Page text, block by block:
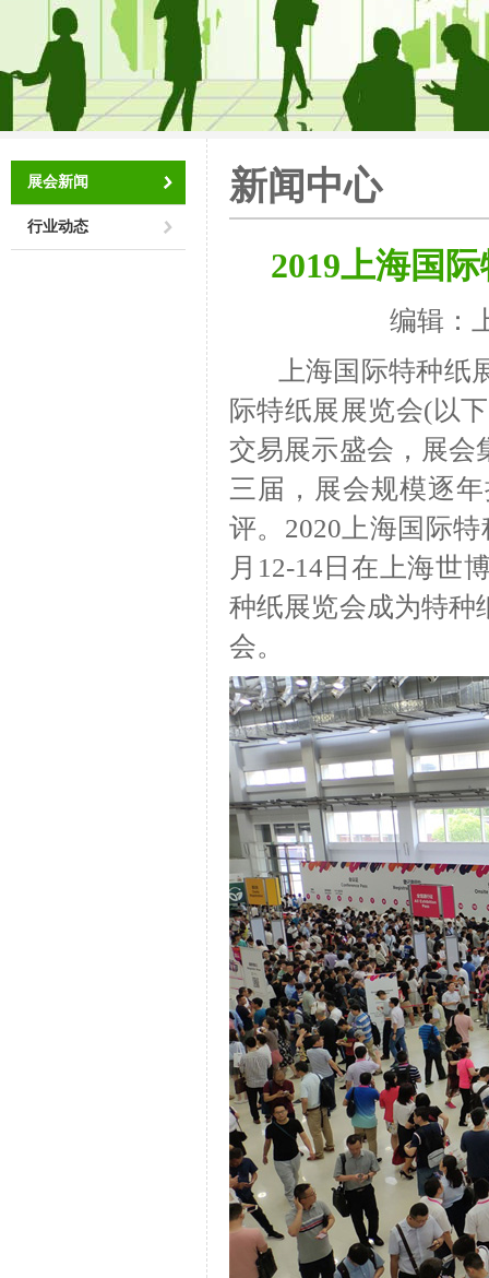
展会新闻
行业动态
新闻中心
2019上海国
编辑：
上海国际特种纸展
际特纸展展览会(以
交易展示盛会，展会
三届，展会规模逐
评。2020上海国际
月12-14日在上海世
种纸展览会成为特种
会。